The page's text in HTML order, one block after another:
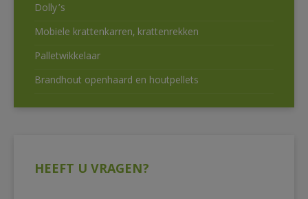
Dolly’s
Mobiele krattenkarren, krattenrekken
Palletwikkelaar
Brandhout openhaard en houtpellets
HEEFT U VRAGEN?